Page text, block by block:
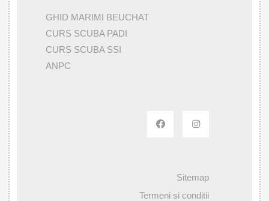
GHID MARIMI BEUCHAT
CURS SCUBA PADI
CURS SCUBA SSI
ANPC
Sitemap
Termeni si conditii